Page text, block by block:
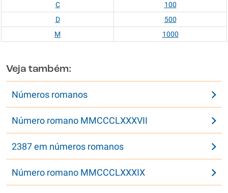
C
100
D
500
M
1000
Veja também:
Números romanos
Número romano MMCCCLXXXVII
2387 em números romanos
Número romano MMCCCLXXXIX